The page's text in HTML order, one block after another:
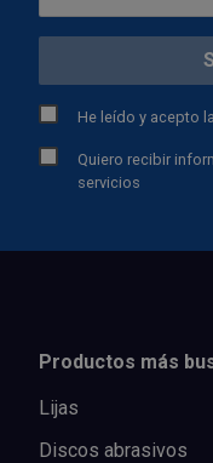
He leído y acepto la
Quiero recibir
servicios
Productos más
Lijas
Discos abrasivos